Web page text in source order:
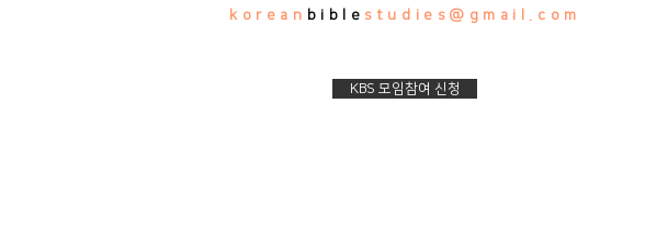
korean bible studies@gmail.com
KBS 모임참여 신청